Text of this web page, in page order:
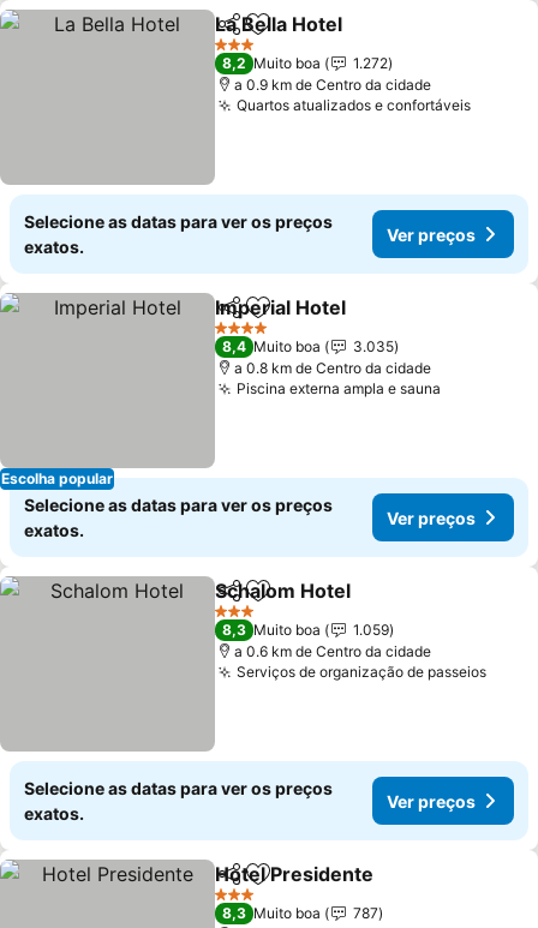
PartilharAdicionar aos favoritos
La Bella Hotel
3 Estrelas
8,2 Muito boa
1.272
a 0.9 km de Centro da cidade
Quartos atualizados e confortáveisVer
Selecione as datas para ver os preços
exatos.
Ver preços
Escolha popular
PartilharAdicionar aos favoritos
Imperial Hotel
4 Estrelas
8,4 Muito boa
3.035
a 0.8 km de Centro da cidade
Piscina externa ampla e sauna
Selecione as datas para ver os preços
exatos.
Ver preços
PartilharAdicionar aos favoritos
Schalom Hotel
3 Estrelas
8,3 Muito boa
1.059
a 0.6 km de Centro da cidade
Serviços de organização de passeiosVer
Selecione as datas para ver os preços
exatos.
Ver preços
PartilharAdicionar aos favoritos
Hotel Presidente
3 Estrelas
8,3 Muito boa
787